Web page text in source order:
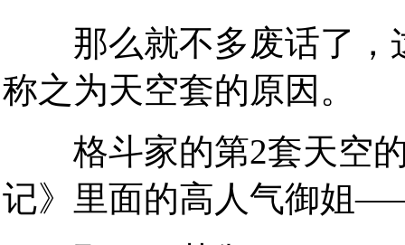
那么就不多废话了，
称之为天空套的原因。
格斗家的第2套天空的
记》里面的高人气御姐